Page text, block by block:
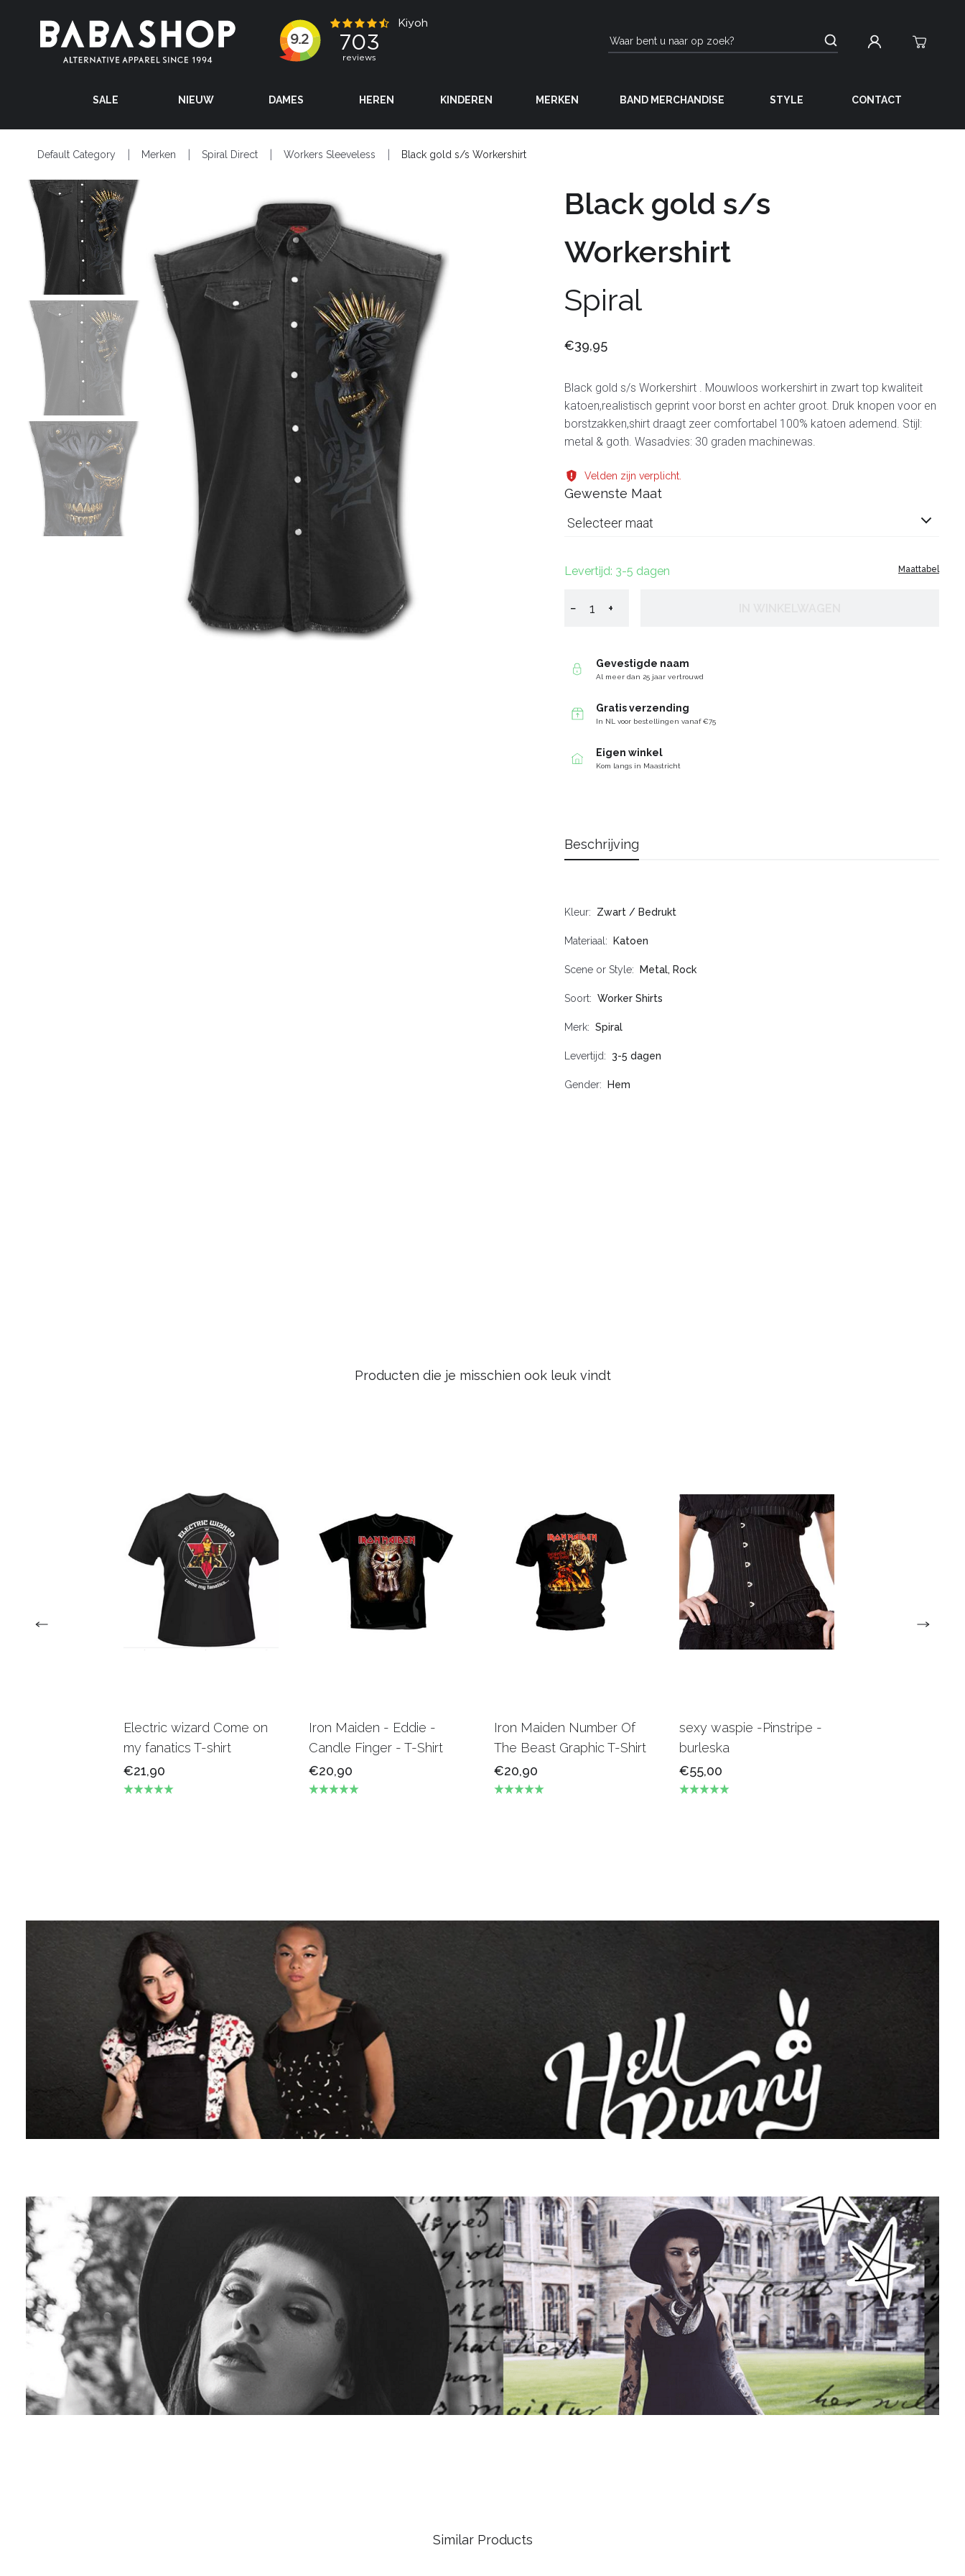
SALE NIEUW DAMES HEREN KINDEREN MERKEN BAND MERCHANDISE STYLE CONTACT
Default Category Merken Spiral Direct Workers Sleeveless Black gold s/s Workershirt
Black gold s/s
Workershirt
Spiral
€39,95
Black gold s/s Workershirt . Mouwloos workershirt in zwart top kwaliteit
katoen,realistisch geprint voor borst en achter groot. Druk knopen voor en
borstzakken,shirt draagt zeer comfortabel 100% katoen ademend. Stijl:
metal & goth. Wasadvies: 30 graden machinewas.
Velden zijn verplicht.
Gewenste Maat
Selecteer maat
Maattabel
Levertijd: 3-5 dagen
− +
Gevestigde naam
Al meer dan 25 jaar vertrouwd
Gratis verzending
In NL voor bestellingen vanaf €75
Eigen winkel
Kom langs in Maastricht
Beschrijving
Kleur Zwart / Bedrukt
Materiaal Katoen
Scene or Style Metal, Rock
Soort Worker Shirts
Merk Spiral
Levertijd 3-5 dagen
Gender Hem
Producten die je misschien ook leuk vindt
Electric wizard Come on
my fanatics T-shirt
€21,90
Iron Maiden - Eddie -
Candle Finger - T-Shirt
€20,90
Iron Maiden Number Of
The Beast Graphic T-Shirt
€20,90
sexy waspie -Pinstripe -
burleska
€55,00
Similar Products